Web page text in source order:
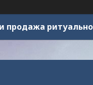
продажа